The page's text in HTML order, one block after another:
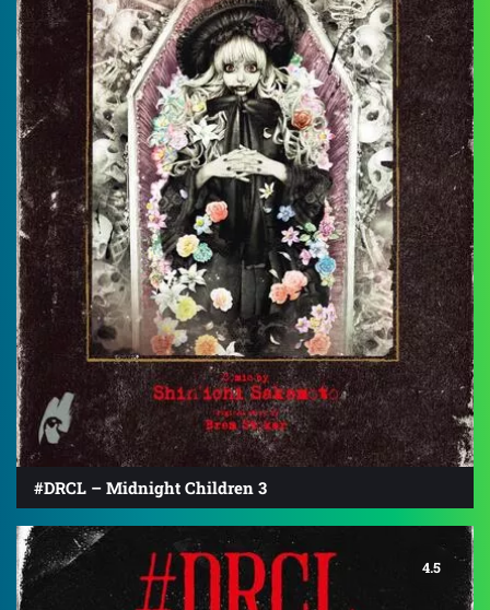
#DRCL – Midnight Children 3
4.5